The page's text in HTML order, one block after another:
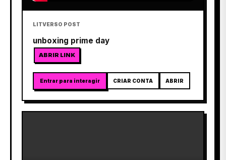
LITVERSO POST
unboxing prime day
ABRIR LINK
Entrar para interagir CRIAR CONTA ABRIR